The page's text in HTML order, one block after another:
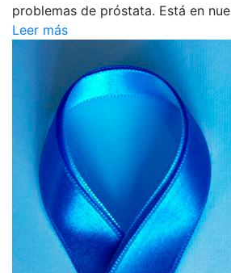
problemas de próstata. Está en
Leer más